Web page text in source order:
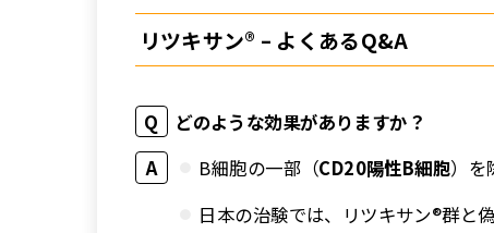
リツキサン® – よくあるQ&A
どのような効果がありますか？
B細胞の一部（CD20陽性B細胞）を
日本の治験では、リツキサン®群と